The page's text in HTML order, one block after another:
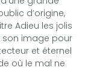
d’origine,
Adieu les jolis
son image pour
et éternel
où le mal ne